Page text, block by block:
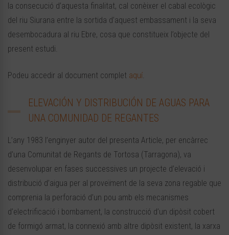
la consecució d’aquesta finalitat, cal conèixer el cabal ecològic
del riu Siurana entre la sortida d’aquest embassament i la seva
desembocadura al riu Ebre, cosa que constitueix l’objecte del
present estudi.
Podeu accedir al document complet aquí.
ELEVACIÓN Y DISTRIBUCIÓN DE AGUAS PARA
UNA COMUNIDAD DE REGANTES
L’any 1983 l’enginyer autor del presenta Article, per encàrrec
d’una Comunitat de Regants de Tortosa (Tarragona), va
desenvolupar en fases successives un projecte d’elevació i
distribució d’aigua per al proveïment de la seva zona regable que
comprenia la perforació d’un pou amb els mecanismes
d’electrificació i bombament, la construcció d’un dipòsit cobert
de formigó armat, la connexió amb altre dipòsit existent, la xarxa